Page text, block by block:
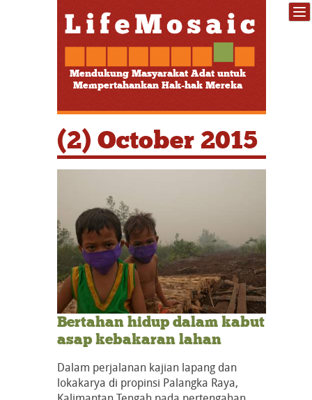
Mendukung Masyarakat Adat untuk
Mempertahankan Hak-hak Mereka
(2) October 2015
Bertahan hidup dalam kabut
asap kebakaran lahan
Dalam perjalanan kajian lapang dan
lokakarya di propinsi Palangka Raya,